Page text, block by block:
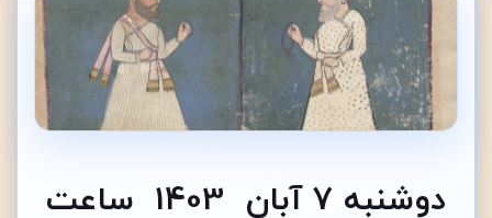
دوشنبه 7 آبان 1403 ساعت